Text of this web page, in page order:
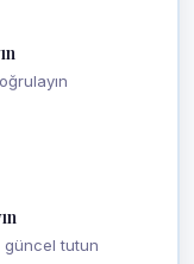
güncel tutun